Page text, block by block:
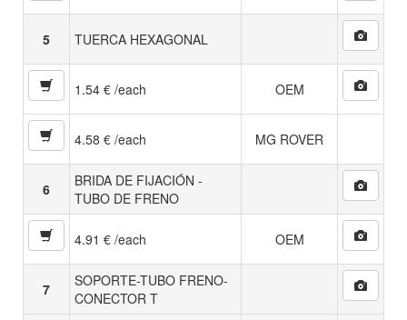
5 TUERCA HEXAGONAL
1.54 € /each OEM
4.58 € /each MG ROVER
6
BRIDA DE FIJACIÓN -
TUBO DE FRENO
4.91 € /each OEM
7
SOPORTE-TUBO FRENO-
CONECTOR T